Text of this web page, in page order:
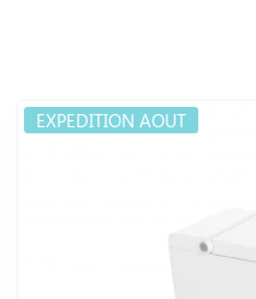
EXPEDITION AOUT